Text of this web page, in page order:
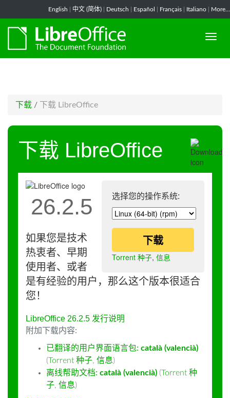
English 中文 (简体) Deutsch Español Français Italiano More...
下载 / 下载 LibreOffice
下载 LibreOffice
选择您的操作系统:
下载
Torrent 种子, 信息
26.2.5
如果您是技术
热衷者、早期
使用者、或者
是有经验的用户，那么这个版本很适合
您！
LibreOffice 26.2.5 发行说明
附加下载内容:
已翻译的用户界面语言包: català (valencià)
(Torrent 种子, 信息)
离线帮助文档: català (valencià) (Torrent 种
子, 信息)